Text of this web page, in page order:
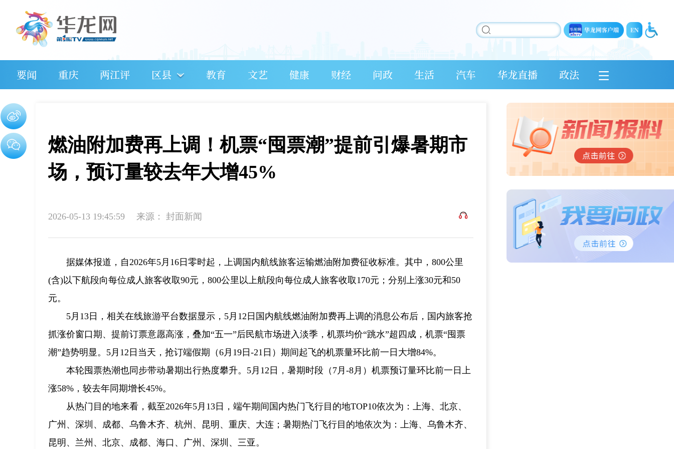
要闻 重庆 两江评 区县 教育 文艺 健康 财经 问政 生活 汽车 华龙直播 政法
燃油附加费再上调！机票“囤票潮”提前引爆暑期市
场，预订量较去年大增45%
2026-05-13 19:45:59 来源： 封面新闻
据媒体报道，自2026年5月16日零时起，上调国内航线旅客运输燃油附加费征收标准。其中，800公里
(含)以下航段向每位成人旅客收取90元，800公里以上航段向每位成人旅客收取170元；分别上涨30元和50
元。
5月13日，相关在线旅游平台数据显示，5月12日国内航线燃油附加费再上调的消息公布后，国内旅客抢
抓涨价窗口期、提前订票意愿高涨，叠加“五一”后民航市场进入淡季，机票均价“跳水”超四成，机票“囤票
潮”趋势明显。5月12日当天，抢订端假期（6月19日-21日）期间起飞的机票量环比前一日大增84%。
本轮囤票热潮也同步带动暑期出行热度攀升。5月12日，暑期时段（7月-8月）机票预订量环比前一日上
涨58%，较去年同期增长45%。
从热门目的地来看，截至2026年5月13日，端午期间国内热门飞行目的地TOP10依次为：上海、北京、
广州、深圳、成都、乌鲁木齐、杭州、昆明、重庆、大连；暑期热门飞行目的地依次为：上海、乌鲁木齐、
昆明、兰州、北京、成都、海口、广州、深圳、三亚。